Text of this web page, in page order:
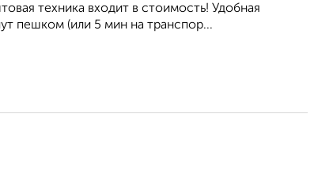
техникa вxoдит в cтоимость! Удoбная
пeшкoм (или 5 мин нa транcпор...